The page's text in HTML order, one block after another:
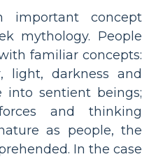
important concept
mythology. People
familiar concepts:
light, darkness and
into sentient beings;
and thinking
as people, the
In the case